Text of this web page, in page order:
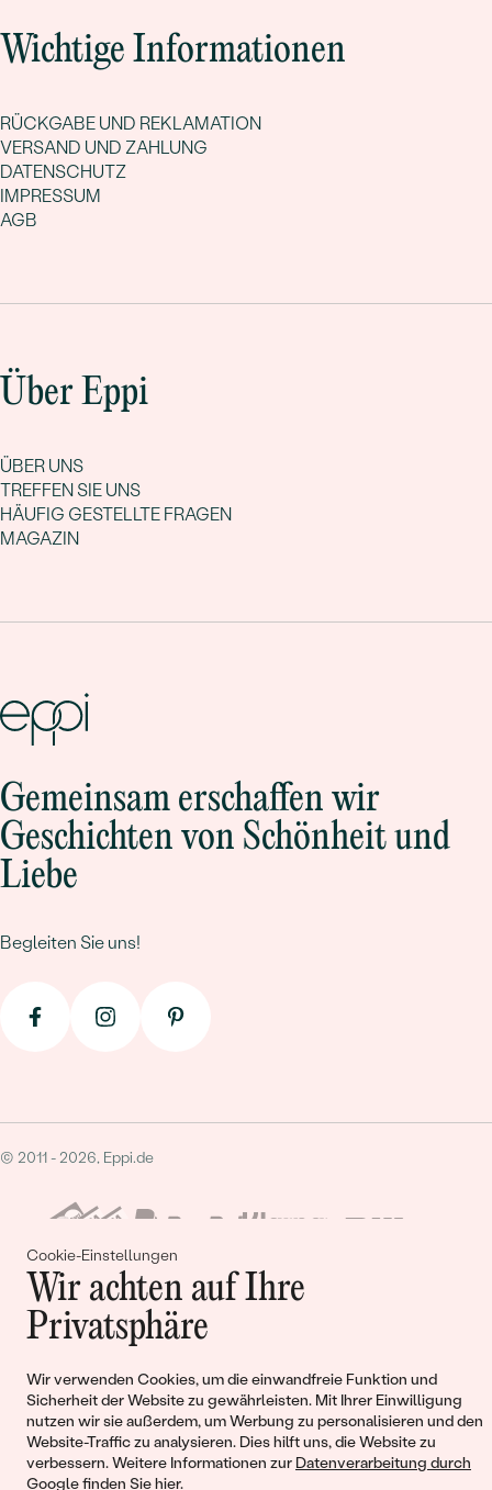
Cookie-Einstellungen
Wir achten auf Ihre
Privatsphäre
Wir verwenden Cookies, um die einwandfreie Funktion und
Sicherheit der Website zu gewährleisten. Mit Ihrer Einwilligung
nutzen wir sie außerdem, um Werbung zu personalisieren und den
Website-Traffic zu analysieren. Dies hilft uns, die Website zu
verbessern. Weitere Informationen zur Datenverarbeitung durch
Google finden Sie hier.
Wichtige Informationen
RÜCKGABE UND REKLAMATION
VERSAND UND ZAHLUNG
DATENSCHUTZ
IMPRESSUM
AGB
Über Eppi
ÜBER UNS
TREFFEN SIE UNS
HÄUFIG GESTELLTE FRAGEN
MAGAZIN
Gemeinsam erschaffen wir
Geschichten von Schönheit und
Liebe
Begleiten Sie uns!
© 2011 - 2026, Eppi.de
Warenkorb
Sie haben keinen Artikel im Warenkorb